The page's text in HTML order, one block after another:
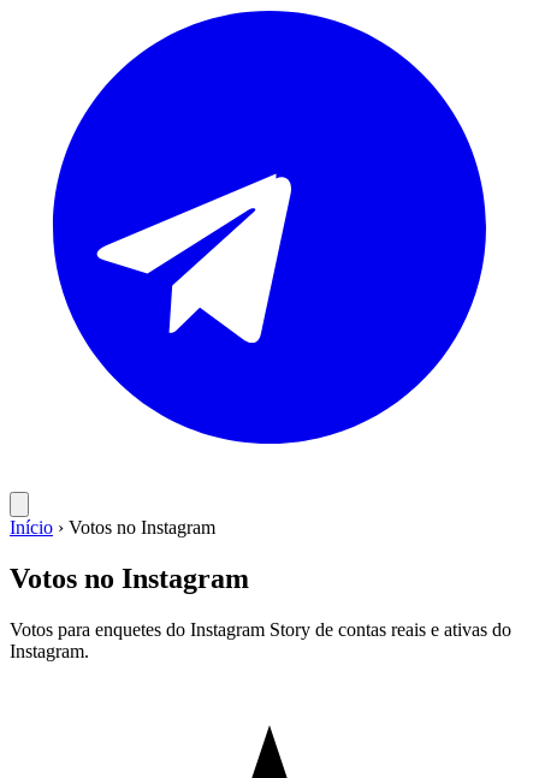
Início › Votos no Instagram
Votos no Instagram
Votos para enquetes do Instagram Story de contas reais e ativas do
Instagram.